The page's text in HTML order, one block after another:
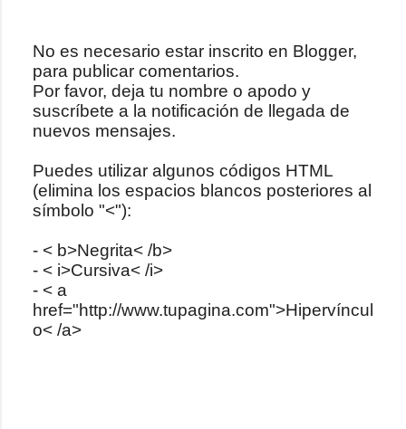
P
u
b
l
c
a
r
n
c
o
m
e
No es necesario estar inscrito en Blogger,
para publicar comentarios.
Por favor, deja tu nombre o apodo y
suscríbete a la notificación de llegada de
nuevos mensajes.
Puedes utilizar algunos códigos HTML
(elimina los espacios blancos posteriores al
símbolo "<"):
- < b>Negrita< /b>
- < i>Cursiva< /i>
- < a
href="http://www.tupagina.com">Hipervíncul
o< /a>